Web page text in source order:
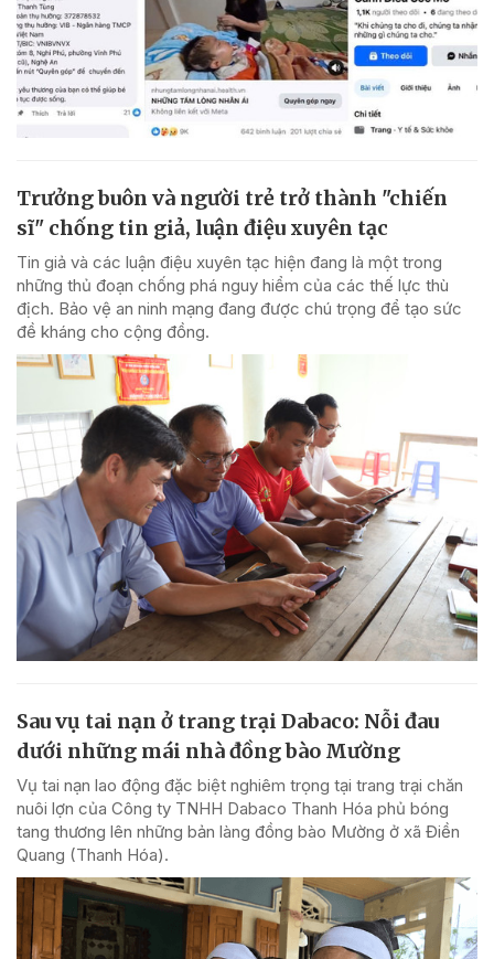
Trưởng buôn và người trẻ trở thành "chiến
sĩ" chống tin giả, luận điệu xuyên tạc
Tin giả và các luận điệu xuyên tạc hiện đang là một trong
những thủ đoạn chống phá nguy hiểm của các thế lực thù
địch. Bảo vệ an ninh mạng đang được chú trọng để tạo sức
đề kháng cho cộng đồng.
Sau vụ tai nạn ở trang trại Dabaco: Nỗi đau
dưới những mái nhà đồng bào Mường
Vụ tai nạn lao động đặc biệt nghiêm trọng tại trang trại chăn
nuôi lợn của Công ty TNHH Dabaco Thanh Hóa phủ bóng
tang thương lên những bản làng đồng bào Mường ở xã Điền
Quang (Thanh Hóa).